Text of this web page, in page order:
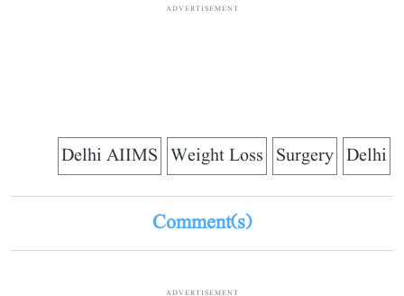
ADVERTISEMENT
Delhi
Surgery
Weight Loss
Delhi AIIMS
Comment(s)
ADVERTISEMENT